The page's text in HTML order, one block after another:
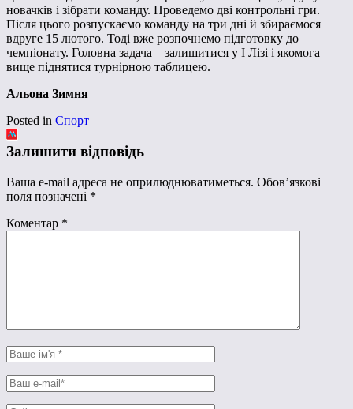
новачків і зібрати команду. Проведемо дві контрольні гри.
Після цього розпускаємо команду на три дні й збираємося
вдруге 15 лютого. Тоді вже розпочнемо підготовку до
чемпіонату. Головна задача – залишитися у І Лізі і якомога
вище піднятися турнірною таблицею.
Альона Зимня
Posted in Спорт
Залишити відповідь
Ваша e-mail адреса не оприлюднюватиметься. Обов’язкові
поля позначені *
Коментар *